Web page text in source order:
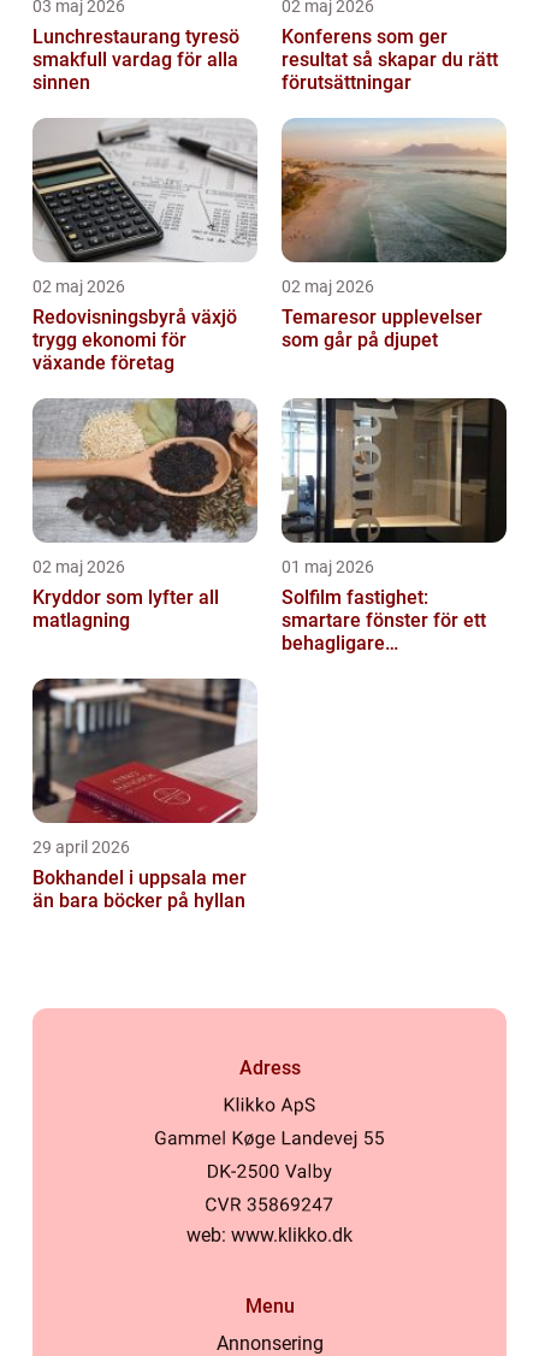
03 maj 2026
Lunchrestaurang tyresö
smakfull vardag för alla
sinnen
02 maj 2026
Konferens som ger
resultat så skapar du rätt
förutsättningar
02 maj 2026
Redovisningsbyrå växjö
trygg ekonomi för
växande företag
02 maj 2026
Temaresor upplevelser
som går på djupet
02 maj 2026
Kryddor som lyfter all
matlagning
01 maj 2026
Solfilm fastighet:
smartare fönster för ett
behagligare
29 april 2026
Bokhandel i uppsala mer
än bara böcker på hyllan
Adress
web: www.klikko.dk
Menu
Annonsering